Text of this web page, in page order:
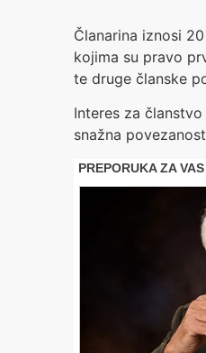
Članarina iznosi
kojima su pravo
te druge članske
Interes za
snažna